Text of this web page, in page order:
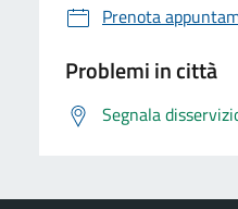
Prenota
Problemi in città
Segnala